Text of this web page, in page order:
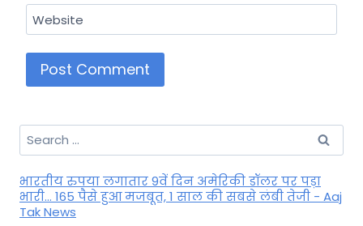
Website
Search
for:
भारतीय रुपया लगातार 9वें दिन अमेरिकी डॉलर पर पड़ा
भारी... 165 पैसे हुआ मजबूत, 1 साल की सबसे लंबी तेजी - Aaj
Tak News